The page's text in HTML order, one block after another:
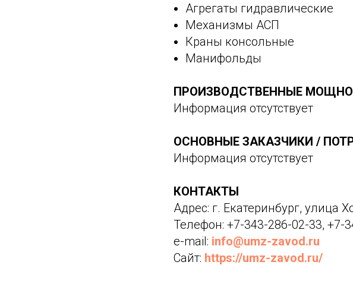
Агрегаты гидравлические
Механизмы АСП
Краны консольные
Манифольды
ПРОИЗВОДСТВЕННЫЕ
Информация отсутствует
ОСНОВНЫЕ ЗАКАЗЧИКИ /
Информация отсутствует
КОНТАКТЫ
Адрес: г. Екатеринбург, улица
Телефон: +7-343-286-02-33, +7-
e-mail: info@umz-zavod.ru
Сайт: https://umz-zavod.ru/